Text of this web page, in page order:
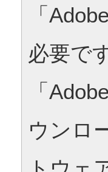
「
必要で
「
ウンロ